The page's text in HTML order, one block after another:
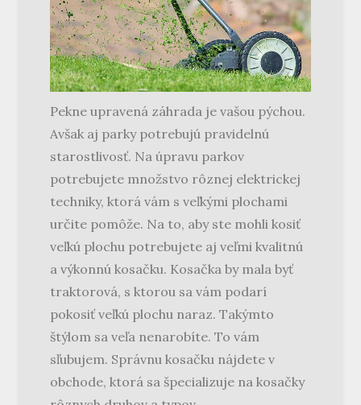
Pekne upravená záhrada je vašou pýchou.
Avšak aj parky potrebujú pravidelnú
starostlivosť. Na úpravu parkov
potrebujete množstvo rôznej elektrickej
techniky, ktorá vám s veľkými plochami
určite pomôže. Na to, aby ste mohli kosiť
veľkú plochu potrebujete aj veľmi kvalitnú
a výkonnú kosačku. Kosačka by mala byť
traktorová, s ktorou sa vám podarí
pokosiť veľkú plochu naraz. Takýmto
štýlom sa veľa nenarobíte. To vám
sľubujem. Správnu kosačku nájdete v
obchode, ktorá sa špecializuje na kosačky